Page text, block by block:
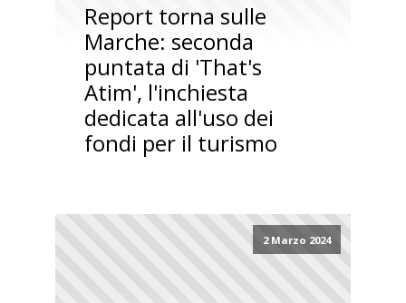
Report torna sulle
Marche: seconda
puntata di 'That's
Atim', l'inchiesta
dedicata all'uso dei
fondi per il turismo
2 Marzo 2024